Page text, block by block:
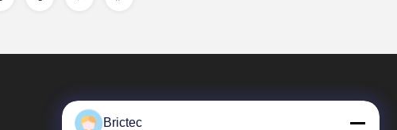
Brictec